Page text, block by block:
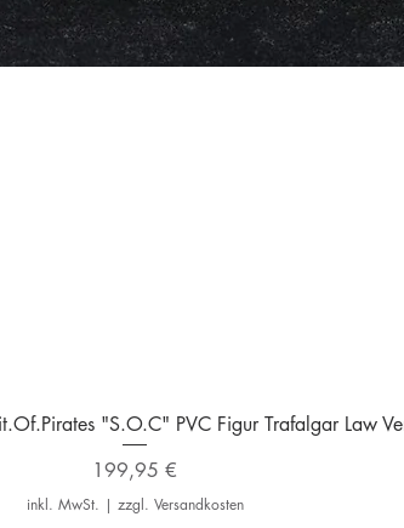
"S.O.C" PVC Figur Trafalgar Law
Preis
199,95 €
inkl. MwSt. | zzgl. Versandkosten